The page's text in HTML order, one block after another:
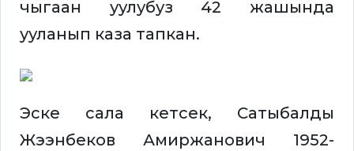
чыгаан уулубуз 42 жашында
ууланып каза тапкан.
Эске сала кетсек, Сатыбалды
Жээнбеков Амиржанович 1952-